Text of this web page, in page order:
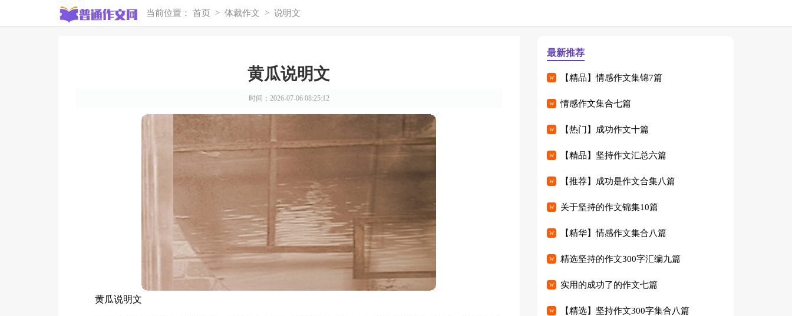
当前位置： 首页 > 体裁作文 > 说明文
黄瓜说明文
时间：2026-07-06 08:25:12
黄瓜说明文
最新推荐
【精品】情感作文集锦7篇
情感作文集合七篇
【热门】成功作文十篇
【精品】坚持作文汇总六篇
【推荐】成功是作文合集八篇
关于坚持的作文锦集10篇
【精华】情感作文集合八篇
精选坚持的作文300字汇编九篇
实用的成功了的作文七篇
【精选】坚持作文300字集合八篇